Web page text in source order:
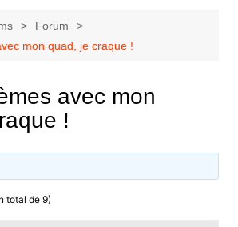
Forum
mon quad, je craque !
avec mon
!
total de 9)